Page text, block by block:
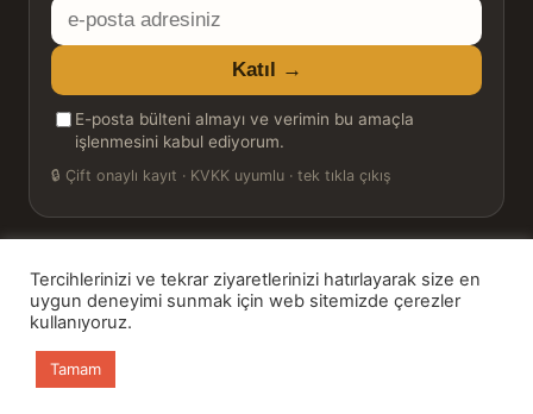
E-
posta
adresiniz
Katıl →
E-posta bülteni almayı ve verimin bu amaçla
işlenmesini kabul ediyorum.
🔒 Çift onaylı kayıt · KVKK uyumlu · tek tıkla çıkış
© 2026 Bookinton — Türkiye’nin Kitap Platformu
HT Book Review — webmaster: Hakan Turgay
Tercihlerinizi ve tekrar ziyaretlerinizi hatırlayarak size en
uygun deneyimi sunmak için web sitemizde çerezler
kullanıyoruz.
Tamam